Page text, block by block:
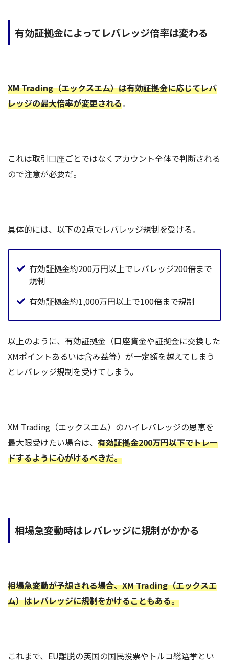
有効証拠金によってレバレッジ倍率は変わる
XM Trading（エックスエム）は有効証拠金に応じてレバ
レッジの最大倍率が変更される。
これは取引口座ごとではなくアカウント全体で判断される
ので注意が必要だ。
具体的には、以下の2点でレバレッジ規制を受ける。
有効証拠金約200万円以上でレバレッジ200倍まで
規制
有効証拠金約1,000万円以上で100倍まで規制
以上のように、有効証拠金（口座資金や証拠金に交換した
XMポイントあるいは含み益等）が一定額を越えてしまう
とレバレッジ規制を受けてしまう。
XM Trading（エックスエム）のハイレバレッジの恩恵を
最大限受けたい場合は、 有効証拠金200万円以下でトレー
ドするように心がけるべきだ。
相場急変動時はレバレッジに規制がかかる
相場急変動が予想される場合、XM Trading（エックスエ
ム）はレバレッジに規制をかけることもある。
これまで、EU離脱の英国の国民投票やトルコ総選挙とい